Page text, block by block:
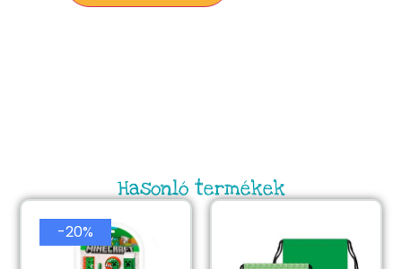
Hasonló termékek
-20%